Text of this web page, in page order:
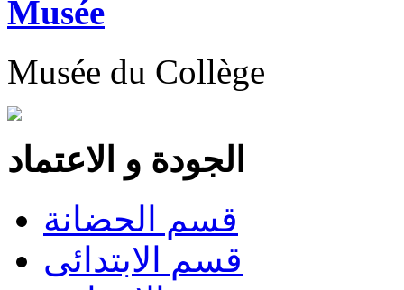
Musée
Musée du Collège
الجودة و الاعتماد
قسم الحضانة
قسم الابتدائى